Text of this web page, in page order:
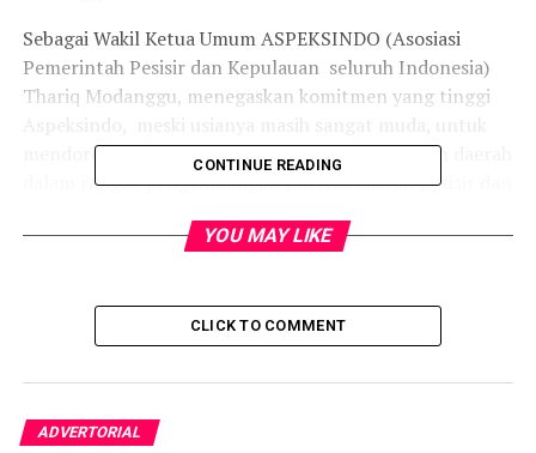
Sebagai Wakil Ketua Umum ASPEKSINDO (Asosiasi
Pemerintah Pesisir dan Kepulauan seluruh Indonesia)
Thariq Modanggu, menegaskan komitmen yang tinggi
mendorong kerjasama dan sinergitas pemerintah daerah
dalam rangka pengembangan potensi daerah pesisir dan
Menjadibridgingpotensi daerah dengan stakeholder,
“Secara kelembagaan, ASPEKSINDO membangun
sinergitas dengan lembaga pemerintah terkait seperti
Kementerian Koordinator Kemaritiman, Kementerian
IT” Kata Thariq
CONTINUE READING
YOU MAY LIKE
CLICK TO COMMENT
ADVERTORIAL